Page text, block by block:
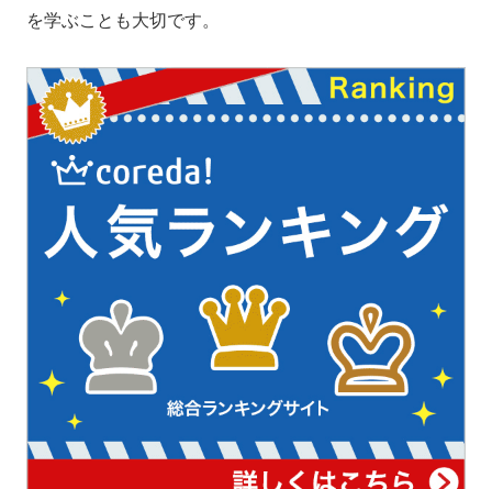
を学ぶことも大切です。